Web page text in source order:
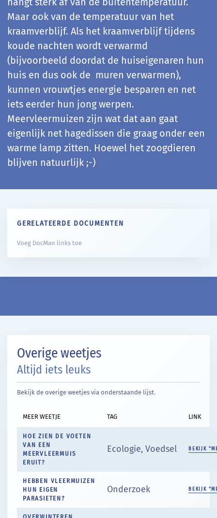
Maar ook van de temperatuur van het
kraamverblijf. Als het kraamverblijf tijdens
koude nachten wordt verwarmd
(bijvoorbeeld doordat de huiseigenaren hun
huis en dus ook de muren verwarmen),
kunnen vrouwtjes energie besparen en net
iets eerder hun jong werpen.
Meervleermuizen zijn wat dat aan gaat
eigenlijk net hagedissen die graag onder een
warme lamp zitten. Hoewel het zoogdieren
blijven natuurlijk ;-)
GERELATEERDE DOCUMENTEN
Voeg DocMan links toe
Overige weetjes
Altijd iets leuks
Bekijk de overige weetjes via onderstaande lijst.
MEER WEETJE TAG LINK
HOE ZIEN DE VOETEN
VAN EEN
MEERVLEERMUIS
ERUIT?
Ecologie, Voedsel BEKIJK
HEBBEN VLEERMUIZEN
HUN EIGEN
PARASIETEN?
Onderzoek BEKIJK